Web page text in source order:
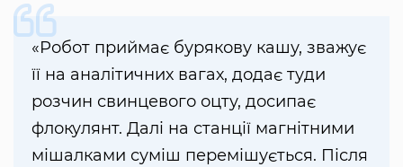
«Робот приймає бурякову кашу, зважує
її на аналітичних вагах, додає туди
розчин свинцевого оцту, досипає
флокулянт. Далі на станції магнітними
мішалками суміш перемішується. Після